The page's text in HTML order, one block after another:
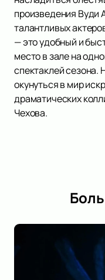
произведения Вуди
талантливых
— это удобный и
место в зале на
спектаклей сезона.
окунуться в мир
драматических
Чехова.